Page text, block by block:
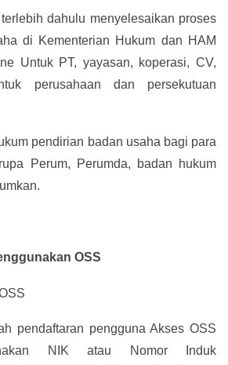
dahulu menyelesaikan proses
di Kementerian Hukum dan HAM
Untuk PT, yayasan, koperasi, CV,
perusahaan dan persekutuan
pendirian badan usaha bagi para
Perum, Perumda, badan hukum
OSS
pendaftaran pengguna Akses OSS
NIK atau Nomor Induk